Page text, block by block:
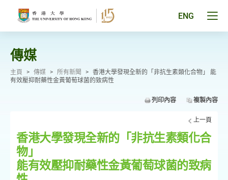
ENG
傳媒
主頁 > 傳媒 > 所有新聞 > 香港大學發現全新的「非抗生素類化合物」 能
有效壓抑耐藥性金黃葡萄球菌的致病性
列印內容 複製內容
上一頁
香港大學發現全新的「非抗生素類化合
物」
能有效壓抑耐藥性金黃葡萄球菌的致病